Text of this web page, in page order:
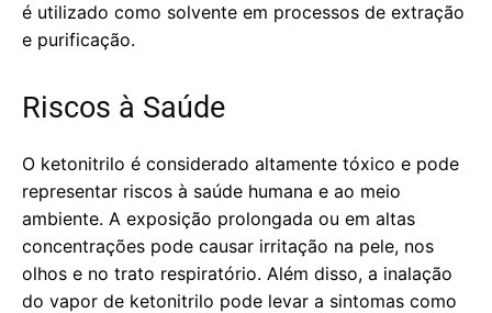
é utilizado como solvente em processos de extração
e purificação.
Riscos à Saúde
O ketonitrilo é considerado altamente tóxico e pode
representar riscos à saúde humana e ao meio
ambiente. A exposição prolongada ou em altas
concentrações pode causar irritação na pele, nos
olhos e no trato respiratório. Além disso, a inalação
do vapor de ketonitrilo pode levar a sintomas como